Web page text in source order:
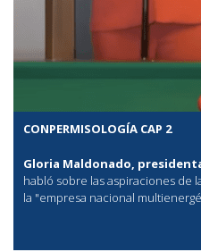
CONPERMISOLOGÍA CAP 2
Gloria Maldonado,
habló sobre las aspiraciones de
la "empresa nacional